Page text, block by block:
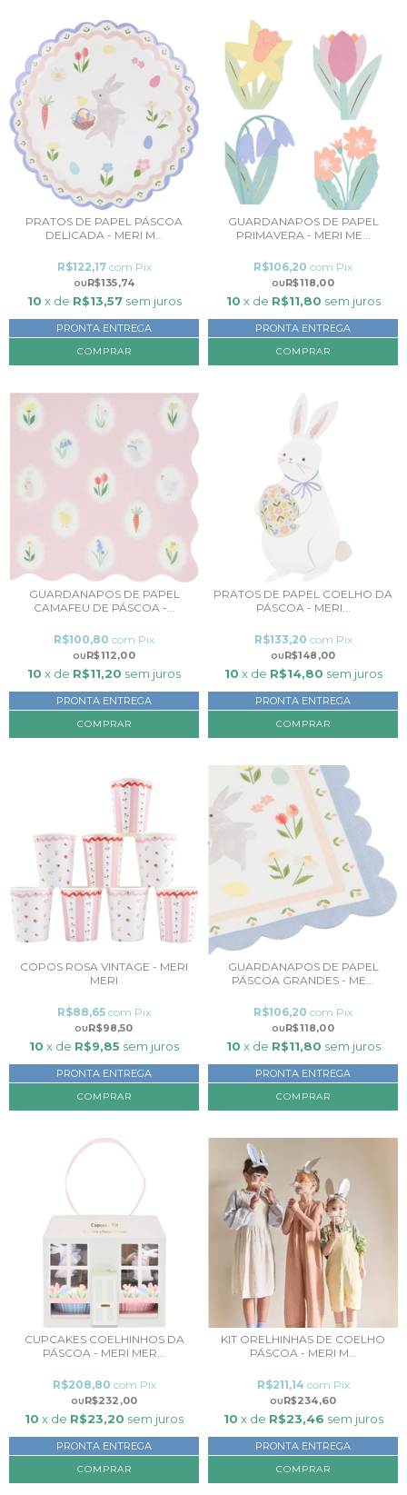
PRATOS DE PAPEL PÁSCOA
DELICADA - MERI M...
R$135,74
R$122,17 com Pix
10 x de R$13,57 sem juros
PRONTA ENTREGA
GUARDANAPOS DE PAPEL
PRIMAVERA - MERI ME...
R$118,00
R$106,20 com Pix
10 x de R$11,80 sem juros
PRONTA ENTREGA
GUARDANAPOS DE PAPEL
CAMAFEU DE PÁSCOA -...
R$112,00
R$100,80 com Pix
10 x de R$11,20 sem juros
PRONTA ENTREGA
PRATOS DE PAPEL COELHO DA
PÁSCOA - MERI...
R$148,00
R$133,20 com Pix
10 x de R$14,80 sem juros
PRONTA ENTREGA
COPOS ROSA VINTAGE - MERI
MERI
R$98,50
R$88,65 com Pix
10 x de R$9,85 sem juros
PRONTA ENTREGA
GUARDANAPOS DE PAPEL
PÁSCOA GRANDES - ME...
R$118,00
R$106,20 com Pix
10 x de R$11,80 sem juros
PRONTA ENTREGA
CUPCAKES COELHINHOS DA
PÁSCOA - MERI MER...
R$232,00
R$208,80 com Pix
10 x de R$23,20 sem juros
PRONTA ENTREGA
KIT ORELHINHAS DE COELHO
PÁSCOA - MERI M...
R$234,60
R$211,14 com Pix
10 x de R$23,46 sem juros
PRONTA ENTREGA